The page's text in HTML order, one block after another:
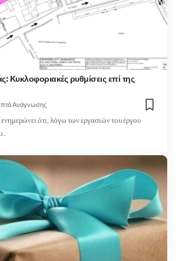
Κυκλοφοριακές ρυθμίσεις επί της
Ανάγνωσης
ότι, λόγω των εργασιών του έργου